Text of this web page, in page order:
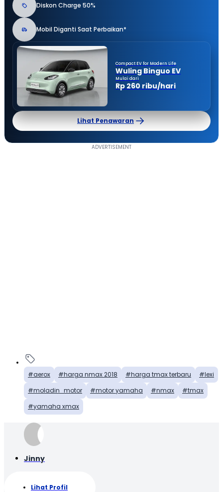
Diskon Charge 50%
Mobil Diganti Saat Perbaikan*
Compact EV for Modern Life
Wuling Binguo EV
Mulai dari
Rp 260 ribu/hari
Lihat Penawaran
aerox harga nmax 2018 harga tmax terbaru
lexi
moladin_motor
motor yamaha nmax
tmax
yamaha xmax
Jinny
Lihat Profil